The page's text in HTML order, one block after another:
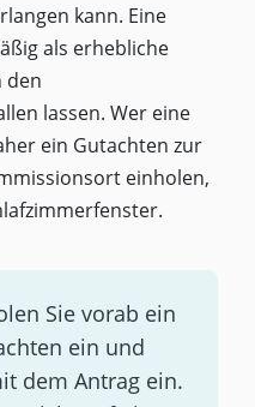
kann. Eine
als erhebliche
den
lassen. Wer eine
ein Gutachten zur
einholen,
Sie vorab ein
ein und
dem Antrag ein.